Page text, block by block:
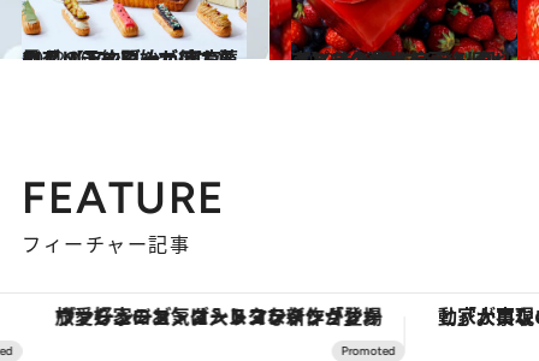
2022.10.21
11月の予約開始が待てない！ 【アンダーズ 東京】のクリスマス シェフお薦めブッシュドノエルは必見
グルメ 2022.10.31
【パーク ハイアット 東京】 まだ間に合う！ クリスマスの食卓を 彩るビビッドなケーキを予約しよう
グルメ
FEATURE
フィーチャー記事
ヴァシュロン・コンスタンタン「オーヴァーシーズ・オートマティック」。旅愛好家のお気に入りコレクションから、ジェンダーレスな新作が登場